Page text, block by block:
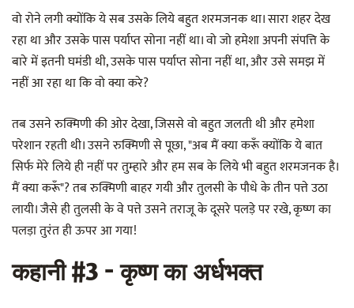
वो रोने लगी क्योंकि ये सब उसके लिये बहुत शरमजनक था। सारा शहर देख
रहा था और उसके पास पर्याप्त सोना नहीं था। वो जो हमेशा अपनी संपत्ति के
बारे में इतनी घमंडी थी, उसके पास पर्याप्त सोना नहीं था, और उसे समझ में
नहीं आ रहा था कि वो क्या करे?
तब उसने रुक्मिणी की ओर देखा, जिससे वो बहुत जलती थी और हमेशा
परेशान रहती थी। उसने रुक्मिणी से पूछा, "अब मैं क्या करूँ क्योंकि ये बात
सिर्फ मेरे लिये ही नहीं पर तुम्हारे और हम सब के लिये भी बहुत शरमजनक है।
मैं क्या करूँ"? तब रुक्मिणी बाहर गयी और तुलसी के पौधे के तीन पत्ते उठा
लायी। जैसे ही तुलसी के वे पत्ते उसने तराजू के दूसरे पलड़े पर रखे, कृष्ण का
पलड़ा तुरंत ही ऊपर आ गया!
कहानी #3 - कृष्ण का अर्धभक्त